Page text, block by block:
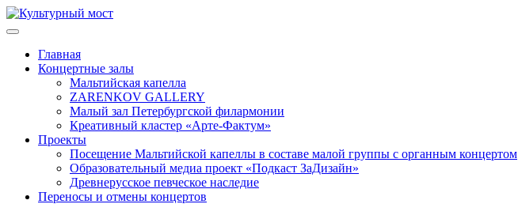
Главная
Концертные залы
Мальтийская капелла
ZARENKOV GALLERY
Малый зал Петербургской филармонии
Креативный кластер «Арте-Фактум»
Проекты
Посещение Мальтийской капеллы в составе малой группы с органным концертом
Образовательный медиа проект «Подкаст ЗаДизайн»
Древнерусское певческое наследие
Переносы и отмены концертов